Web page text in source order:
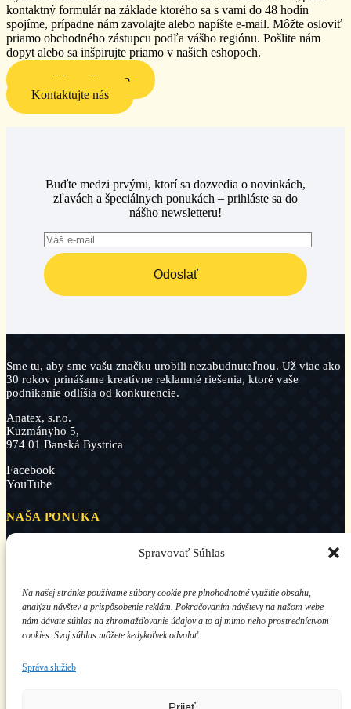
Spravovať Súhlas
Na našej stránke používame súbory cookie pre plnohodnotné využitie obsahu,
analýzu návštev a prispôsobenie reklám. Pokračovaním návštevy na našom webe
nám dávate súhlas na zhromažďovanie údajov a to aj mimo neho prostredníctvom
cookies. Svoj súhlas môžete kedykoľvek odvolať.
Správa služieb
kontaktný formulár na základe ktorého sa s vami do 48 hodín
spojíme, prípadne nám zavolajte alebo napíšte e-mail. Môžte osloviť
priamo obchodného zástupcu podľa vášho regiónu. Pošlite nám
dopyt alebo sa inšpirujte priamo v našich eshopoch.
Navštívte náš eshop
Kontaktujte nás
Buďte medzi prvými, ktorí sa dozvedia o novinkách,
zľavách a špeciálnych ponukách – prihláste sa do
nášho newsletteru!
Odoslať
Sme tu, aby sme vašu značku urobili nezabudnuteľnou. Už viac ako
30 rokov prinášame kreatívne reklamné riešenia, ktoré vaše
podnikanie odlíšia od konkurencie.
Anatex, s.r.o.
Kuzmányho 5,
974 01 Banská Bystrica
Facebook
YouTube
NAŠA PONUKA
Kalendáre, diáre a novoročenky
Reklamné tlačoviny
Veľkoformátová tlač a polepy
Reklamná a priemyselná potlač
Predaj tlačiarenských zariadení
ĎALŠIE INFORMÁCIE